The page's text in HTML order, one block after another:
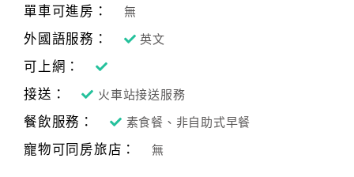
單車可進房：
無
外國語服務： 英文
可上網：
接送：
火車站接送服務
餐飲服務： 素食餐、非自助式早餐
寵物可同房旅店： 無